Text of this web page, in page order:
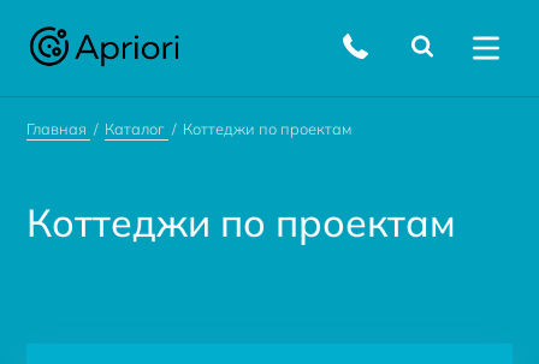
Главная Каталог Коттеджи по проектам
Коттеджи по проектам